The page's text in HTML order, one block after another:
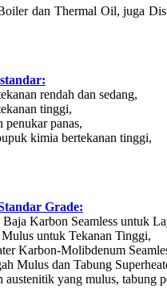
dan Thermal Oil, juga
rendah dan sedang,
tinggi,
panas,
peralatan pupuk
Grade:
Karbon Seamless untuk
untuk Tekanan Tinggi,
Karbon-Molibdenum
Mulus dan Tabung
yang mulus, tabung